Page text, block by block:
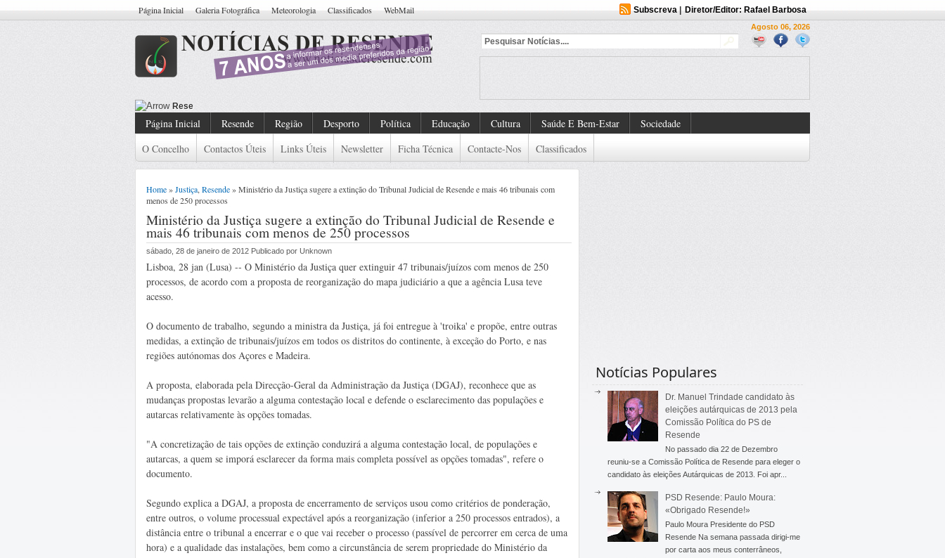
Página Inicial Galeria Fotográfica Meteorologia Classificados WebMail Subscreva| Diretor/Editor: Rafael Barbosa
Agosto 06, 2026
Resende: Detido Cidadão Com Mand
Página Inicial Resende Região Desporto Política Educação Cultura Saúde E Bem-Estar
Sociedade
O Concelho
Contactos Úteis Links Úteis Newsletter Ficha Técnica Contacte-Nos Classificados
Home»Justiça Resende» Ministério da Justiça sugere a extinção do Tribunal Judicial de Resende e mais 46 tribunais com
menos de 250 processos
Ministério da Justiça sugere a extinção do Tribunal Judicial de Resende e
mais 46 tribunais com menos de 250 processos
sábado, 28 de janeiro de 2012 Publicado por Unknown
Lisboa, 28 jan (Lusa) -- O Ministério da Justiça quer extinguir 47 tribunais/juízos com menos de 250
processos, de acordo com a proposta de reorganização do mapa judiciário a que a agência Lusa teve
acesso.
O documento de trabalho, segundo a ministra da Justiça, já foi entregue à 'troika' e propõe, entre outras
medidas, a extinção de tribunais/juízos em todos os distritos do continente, à exceção do Porto, e nas
regiões autónomas dos Açores e Madeira.
A proposta, elaborada pela Direcção-Geral da Administração da Justiça (DGAJ), reconhece que as
mudanças propostas levarão a alguma contestação local e defende o esclarecimento das populações e
autarcas relativamente às opções tomadas.
"A concretização de tais opções de extinção conduzirá a alguma contestação local, de populações e
autarcas, a quem se imporá esclarecer da forma mais completa possível as opções tomadas", refere o
documento.
Segundo explica a DGAJ, a proposta de encerramento de serviços usou como critérios de ponderação,
entre outros, o volume processual expectável após a reorganização (inferior a 250 processos entrados), a
distância entre o tribunal a encerrar e o que vai receber o processo (passível de percorrer em cerca de uma
hora) e a qualidade das instalações, bem como a circunstância de serem propriedade do Ministério da
Notícias Populares
Dr. Manuel Trindade candidato às
eleições autárquicas de 2013 pela
Comissão Política do PS de
Resende
No passado dia 22 de Dezembro
reuniu-se a Comissão Política de Resende para eleger o
candidato às eleições Autárquicas de 2013. Foi apr...
PSD Resende: Paulo Moura:
«Obrigado Resende!»
Paulo Moura Presidente do PSD
Resende Na semana passada dirigi-me
por carta aos meus conterrâneos,